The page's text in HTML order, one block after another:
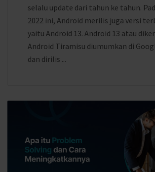
selalu update dari tahun ke tahun.
2022 ini, Android merilis juga versi
yaitu Android 13. Android 13 atau
Android Tiramisu diumumkan di
dan dirilis ...